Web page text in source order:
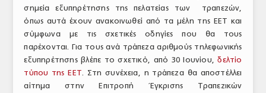
σημεία εξυπηρέτησης της πελατείας των τραπεζών,
όπως αυτά έχουν ανακοινωθεί από τα μέλη της ΕΕΤ και
σύμφωνα με τις σχετικές οδηγίες που θα τους
παρέχονται. Για τους ανά τράπεζα αριθμούς τηλεφωνικής
εξυπηρέτησης βλέπε το σχετικό, από 30 Ιουνίου,δελτίο
τύπου της ΕΕΤ. Στη συνέχεια, η τράπεζα θα αποστέλλει
αίτημα στην Επιτροπή Έγκρισης Τραπεζικών